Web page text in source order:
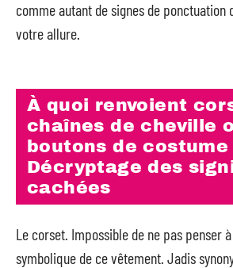
comme autant de signes de ponctuation
votre allure.
À quoi renvoient
chaînes de cheville
boutons de costume
Décryptage des
cachées
Le corset. Impossible de ne pas penser
symbolique de ce vêtement. Jadis